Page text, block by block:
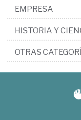
EMPRESA
HISTORIA Y
OTRAS